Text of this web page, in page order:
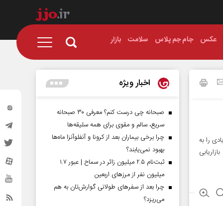
عکس جام جم پلاس سلامت بازار
را به
اخبار ویژه
صبحانه چی درست کنم؟ معرفی ۳۰ صبحانه
سریع، سالم و مقوی برای همه سلیقه‌ها
چرا برخی بیماران بعد از کرونا و آنفلوآنزا ماه‌ها
بهبود نمی‌یابند؟
ثبت‌نام ۲.۵ میلیون زائر در سماح | عبور ۱.۷
میلیون نفر از مرز‌های اربعین
چرا بعد از سفرهای طولانی گوارش‌تان به هم
می‌ریزد؟